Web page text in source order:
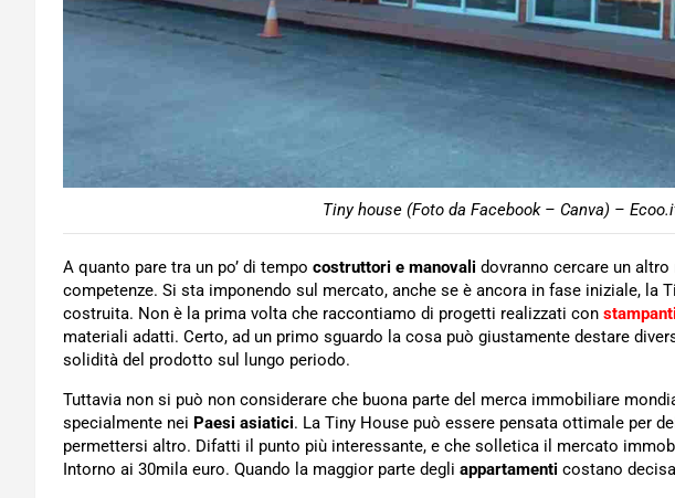
Tiny house (Foto da Facebook – Canva) –
A quanto pare tra un po’ di tempo costruttori e manovali dovranno cercare un
competenze. Si sta imponendo sul mercato, anche se è ancora in fase iniziale, la
costruita. Non è la prima volta che raccontiamo di progetti realizzati con
materiali adatti. Certo, ad un primo sguardo la cosa può giustamente destare
solidità del prodotto sul lungo periodo.
Tuttavia non si può non considerare che buona parte del merca immobiliare
specialmente nei Paesi asiatici. La Tiny House può essere pensata ottimale per
permettersi altro. Difatti il punto più interessante, e che solletica il mercato
Intorno ai 30mila euro. Quando la maggior parte degli appartamenti costano